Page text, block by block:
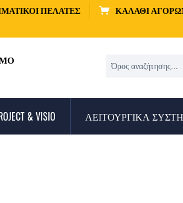
ΠΕΛΆΤΕΣ ΚΑΛΆΘΙ
& VISIO ΛΕΙΤΟΥΡΓΙΚΆ